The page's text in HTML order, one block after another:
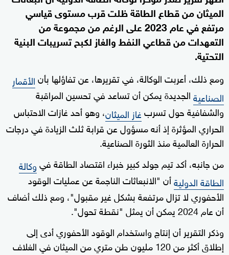
الميثان من قطاع الطاقة ظلت قرب مستوى قياسي
مرتفع في عام 2023 على الرغم من مجموعة من
التعهدات من قطاعي النفط والغاز لكبح تسريبات البنية
التحتية.
ومع ذلك، أعربت الوكالة، في تقريرها، عن تفاؤلها بأنالأقمار
الصناعيةالجديدة يمكن أن تساعد في تحسين المراقبة
والشفافية حول تسربغاز الميثان، وهو أحد غازات الاحتباس
الحراري المؤثرة إذ أنه مسؤول عن قرابة ثلث الزيادة في درجات
الحرارة العالمية منذ الثورة الصناعية.
من جانبه، أكد تيم جولد كبير خبراء اقتصاد الطاقة فيوكالة
الطاقة الدوليةأن "الانبعاثات الناجمة عن عمليات الوقود
الأحفوري لا تزال مرتفعة بشكل غير مقبول"، ومع ذلك أضاف
أن عام 2024 يمكن أن يمثل "نقطة تحول".
وذكر التقرير أن إنتاج واستخدام الوقود الأحفوري أدى إلى
إطلاق أكثر من 120 مليون طن متري من الميثان في الغلاف